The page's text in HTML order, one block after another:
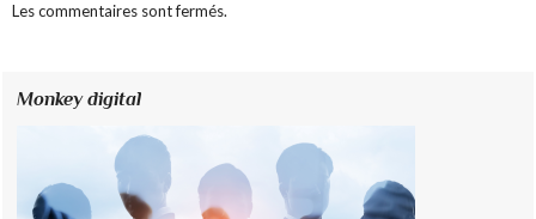
Les commentaires sont fermés.
Monkey digital